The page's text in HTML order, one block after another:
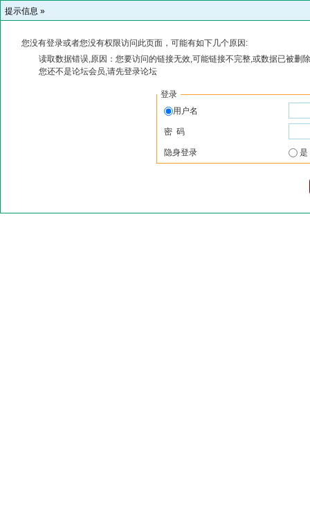
提示信息 »
您没有登录或者您没有权限访问此页面，可能有如下几个原因:
读取数据错误,原因：您要访问的链接无效,可能链接不完整,或数据已被删
您还不是论坛会员,请先登录论坛
登录
用户名
密 码
隐身登录